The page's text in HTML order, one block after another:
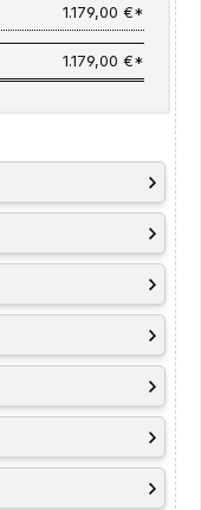
1.179,00 €*
1.179,00 €*